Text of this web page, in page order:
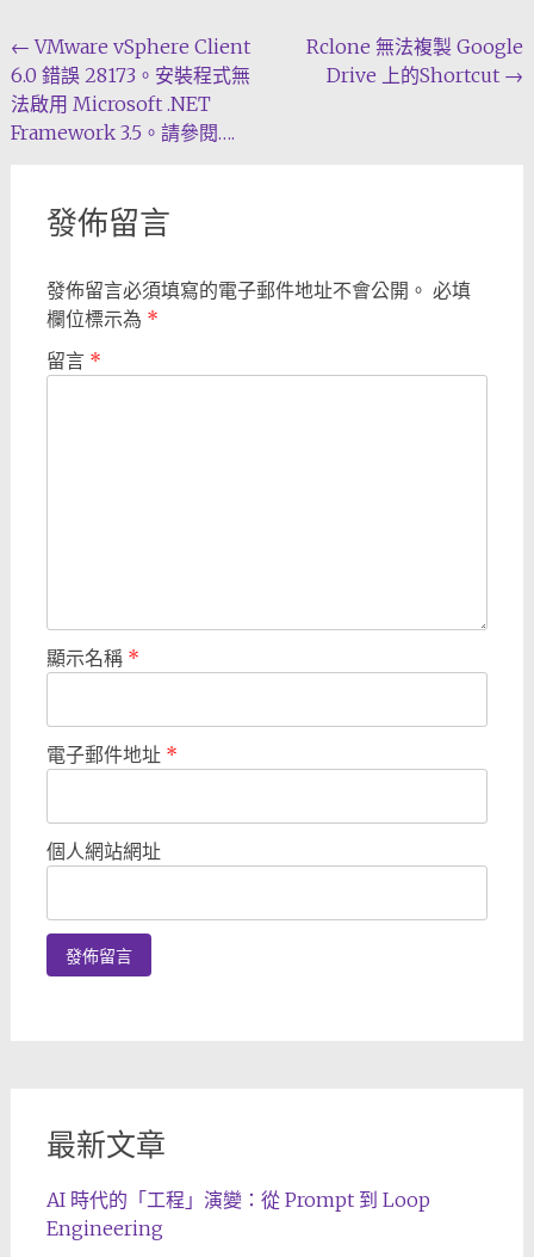
Post
navigation
← VMware vSphere Client
6.0 錯誤 28173。安裝程式無
法啟用 Microsoft .NET
Framework 3.5。請參閱….
Rclone 無法複製 Google
Drive 上的Shortcut →
發佈留言
發佈留言必須填寫的電子郵件地址不會公開。 必填
欄位標示為 *
留言 *
顯示名稱 *
電子郵件地址 *
個人網站網址
最新文章
AI 時代的「工程」演變：從 Prompt 到 Loop
Engineering